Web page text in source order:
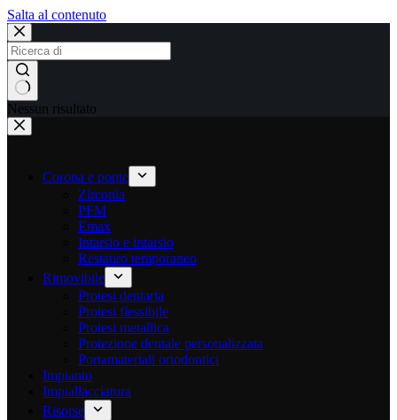
Salta al contenuto
Nessun risultato
Corona e ponte
Zirconia
PFM
Emax
Intarsio e intarsio
Restauro temporaneo
Rimovibile
Protesi dentaria
Protesi flessibile
Protesi metallica
Protezione dentale personalizzata
Portamateriali ortodontici
Impianto
Impiallacciatura
Risorse